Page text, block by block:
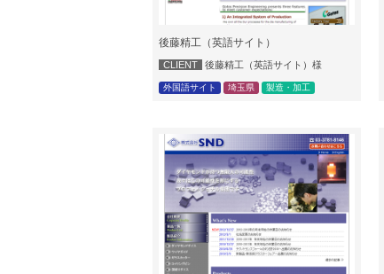
後藤精工（英語サイト）
CLIENT 後藤精工（英語サイト）様
外国語サイト 埼玉県 製造・加工